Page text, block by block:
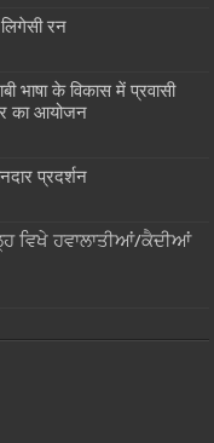
रन
भाषा के विकास में प्रवासी
का आयोजन
प्रदर्शन
ਵਿਖੇ ਹਵਾਲਾਤੀਆਂ/ਕੈਦੀਆਂ